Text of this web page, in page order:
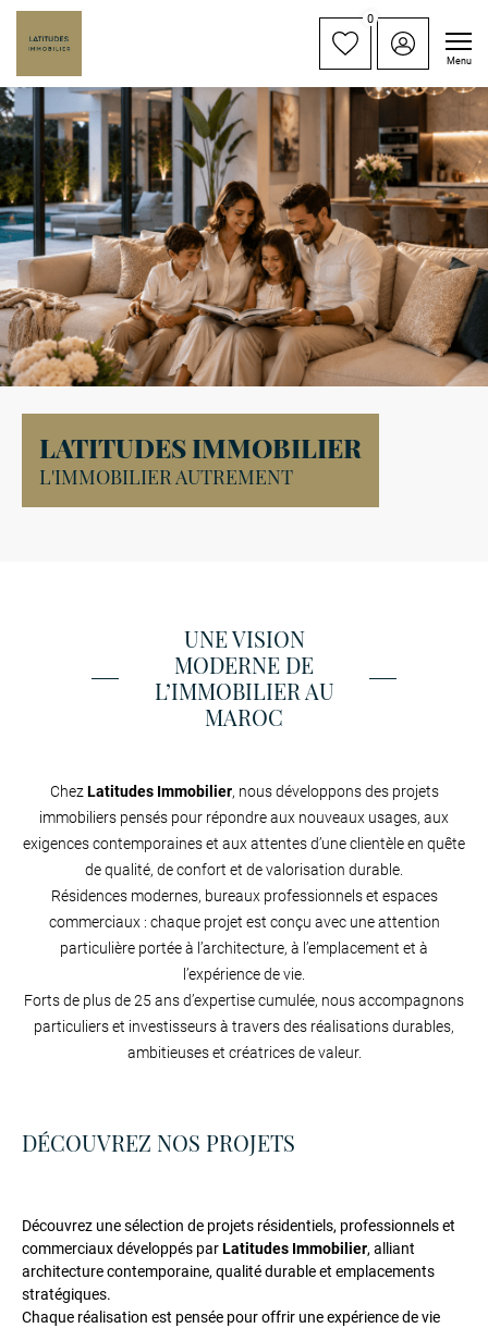
0
Menu
LATITUDES IMMOBILIER
L'IMMOBILIER AUTREMENT
UNE VISION
MODERNE DE
L’IMMOBILIER AU
MAROC
ChezLatitudes Immobilier, nous développons des projets
immobiliers pensés pour répondre aux nouveaux usages, aux
exigences contemporaines et aux attentes d’une clientèle en quête
de qualité, de confort et de valorisation durable.
Résidences modernes, bureaux professionnels et espaces
commerciaux : chaque projet est conçu avec une attention
particulière portée à l’architecture, à l’emplacement et à
l’expérience de vie.
Forts de plus de 25 ans d’expertise cumulée, nous accompagnons
particuliers et investisseurs à travers des réalisations durables,
ambitieuses et créatrices de valeur.
DÉCOUVREZ NOS PROJETS
Découvrez une sélection de projets résidentiels, professionnels et
commerciaux développés parLatitudes Immobilier, alliant
architecture contemporaine, qualité durable et emplacements
stratégiques.
Chaque réalisation est pensée pour offrir une expérience de vie